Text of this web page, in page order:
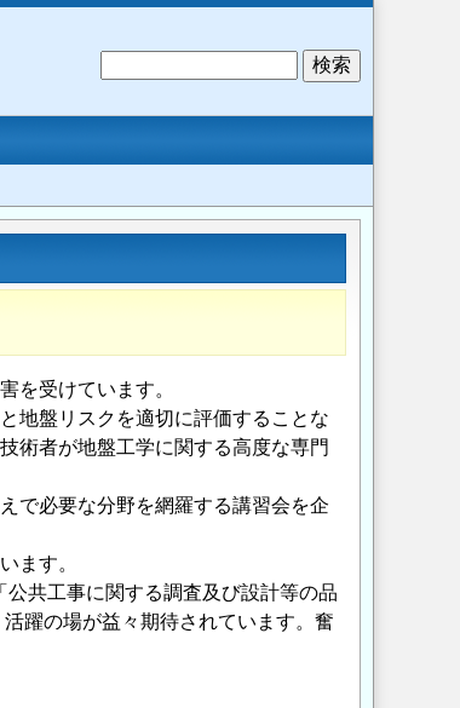
を受けています。
地盤リスクを適切に評価することな
術者が地盤工学に関する高度な専門
で必要な分野を網羅する講習会を企
ます。
共工事に関する調査及び設計等の品
躍の場が益々期待されています。奮